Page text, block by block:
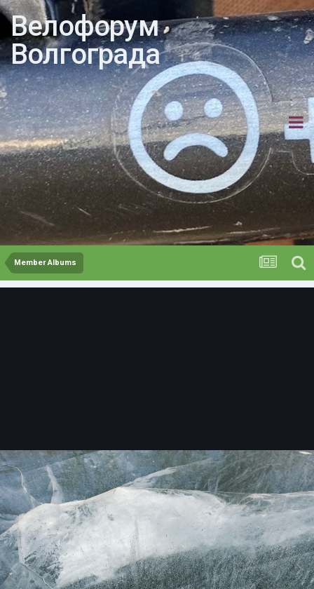
Велофорум
Волгограда
Member Albums